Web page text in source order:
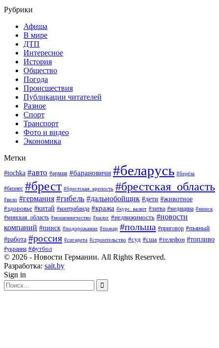
Рубрики
Афиша
В мире
ДТП
Интересное
История
Общество
Погода
Происшествия
Публикации читателей
Разное
Спорт
Транспорт
Фото и видео
Экономика
Метки
#tochka #авто #армия #барановичи #беларусь #берёза
#бизнес #брест #брестская_крепость #брестская_область
#вело #германия #гибель #дальнобойщик #дети #животное
#здоровье #китай #контрабанда #кража #курс_валют #литва #медицина #минск
#минская_область #мошенничество #налог #недвижимость #новости
компаний #пинск #подорожание #пожар #польша #приговор #пьяный
#работа #россия #сигарета #строительство #суд #сша #телефон #топливо
#украина #футбол
© 2026 - Новости Германии. All Rights Reserved.
Разработка: sait.by
Sign in